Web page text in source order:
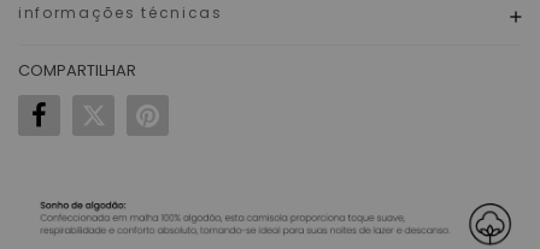
informações técnicas
COMPARTILHAR